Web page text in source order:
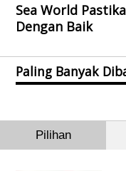
Sea World
Dengan Baik
Paling Banyak
Pilihan